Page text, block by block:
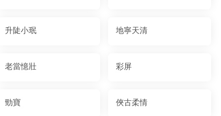
升陡小珉 地寧天清
老當憶壯 彩屏
勁寶 俠古柔情